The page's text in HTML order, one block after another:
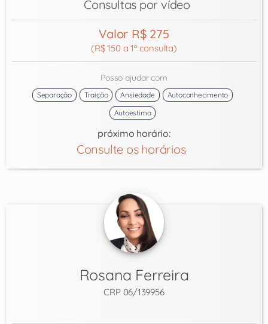
Consultas por vídeo
Valor R$ 275
(R$ 150 a 1ª consulta)
Posso ajudar com
Separação Traição Ansiedade
Autoconhecimento
Autoestima
próximo horário:
Consulte os horários
Rosana Ferreira
CRP 06/139956